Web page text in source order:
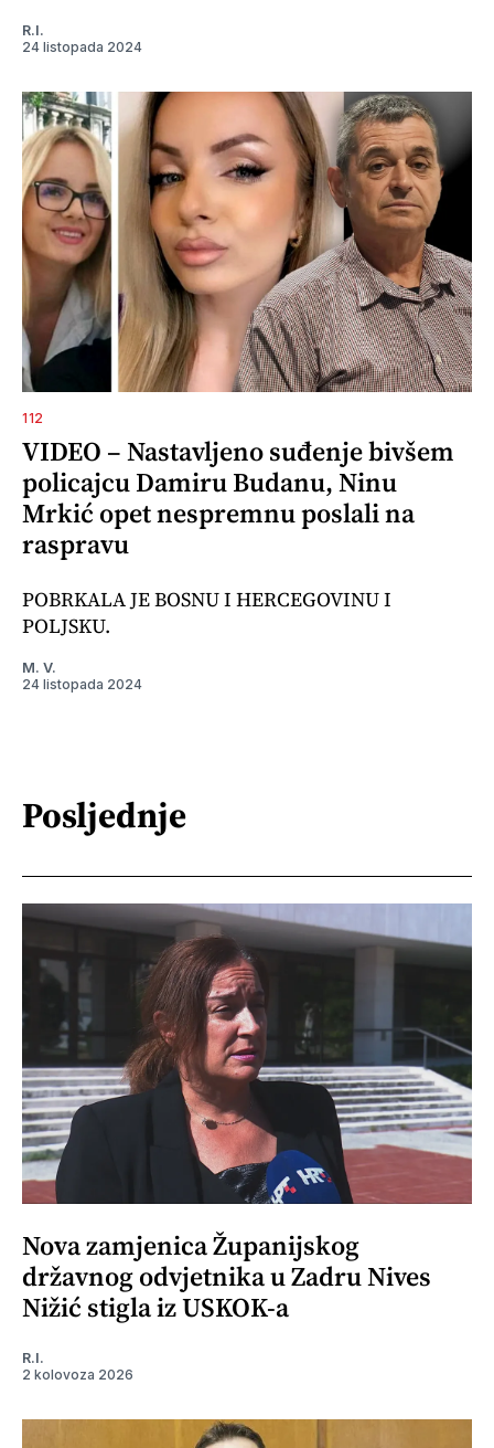
R.I.
24 listopada 2024
112
VIDEO – Nastavljeno suđenje bivšem
policajcu Damiru Budanu, Ninu
Mrkić opet nespremnu poslali na
raspravu
POBRKALA JE BOSNU I HERCEGOVINU I
POLJSKU.
M. V.
24 listopada 2024
Posljednje
Nova zamjenica Županijskog
državnog odvjetnika u Zadru Nives
Nižić stigla iz USKOK-a
R.I.
2 kolovoza 2026